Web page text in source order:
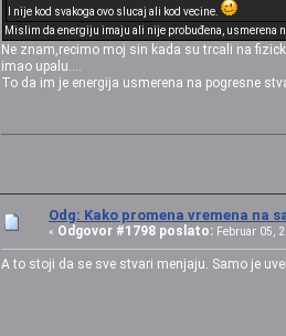
I nije kod svakoga ovo slucaj ali kod vecine.
Mislim da energiju imaju ali nije probuđena, usmerena
Ne znam,recimo moj sin kada su trcali na
imao upalu....
To da im je energija usmerena na pogresne
Odg: Kako promena vremena na
« Odgovor #1798 poslato: Februar 05,
A to stoji da se sve stvari menjaju. Samo je